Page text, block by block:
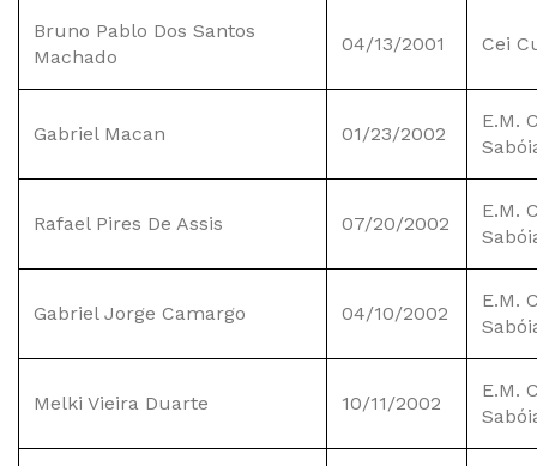
Bruno Pablo Dos Santos
Machado
04/13/2001 Cei
Gabriel Macan 01/23/2002
E.M.
Rafael Pires De Assis 07/20/2002
E.M.
Gabriel Jorge Camargo 04/10/2002
E.M.
Melki Vieira Duarte 10/11/2002
E.M.